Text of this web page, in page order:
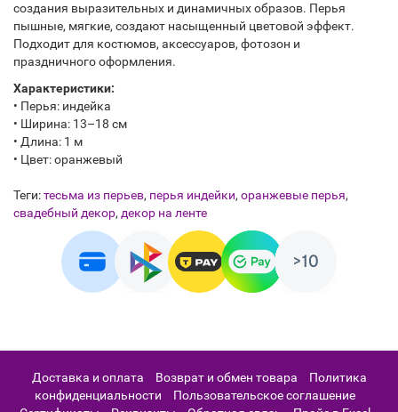
создания выразительных и динамичных образов. Перья
пышные, мягкие, создают насыщенный цветовой эффект.
Подходит для костюмов, аксессуаров, фотозон и
праздничного оформления.
Характеристики:
• Перья: индейка
• Ширина: 13–18 см
• Длина: 1 м
• Цвет: оранжевый
Теги:тесьма из перьев, перья индейки, оранжевые перья,
свадебный декор, декор на ленте
Доставка и оплата Возврат и обмен товара
Политика
конфиденциальности
Пользовательское соглашение